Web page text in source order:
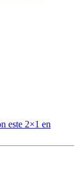
este 2×1 en